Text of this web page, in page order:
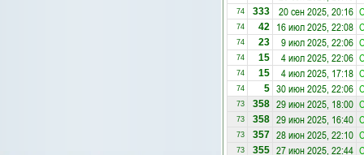
74 333 20 сен 2025, 20:16
74 42 16 июл 2025, 22:08
74 23 9 июл 2025, 22:06
74 15 4 июл 2025, 22:06
74 15 4 июл 2025, 17:18
74 5 30 июн 2025, 22:06
73 358 29 июн 2025, 18:00
73 358 29 июн 2025, 16:40
73 357 28 июн 2025, 22:10
73 355 27 июн 2025, 22:44